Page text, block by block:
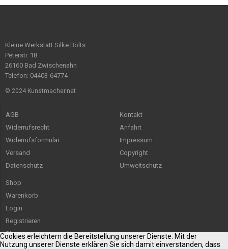
Kleine Werkstatt Silke Bölts
Peterstr. 18
26160 Bad Zwischenahn
Telefon: 04403-64774
© 2024 Kunstmacher.net
AGB
Widerrufsrecht
Widerrufsformular
Versand
Datenschutz
Kontakt
Anfahrt
Impressum
Copyright
Umweltschutz
Shop
Warenkorb
Login
Registrieren
Sitemap
Cookies erleichtern die Bereitstellung unserer Dienste. Mit der
Nutzung unserer Dienste erklären Sie sich damit einverstanden, dass